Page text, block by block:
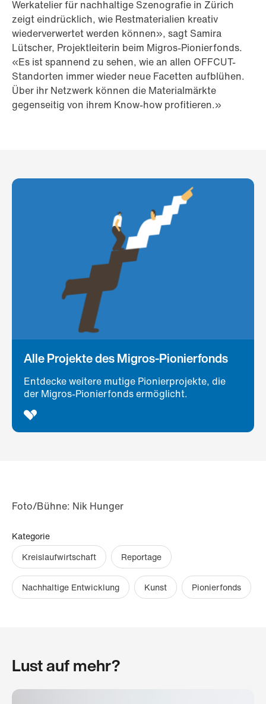
Werkatelier für nachhaltige Szenografie in Zürich
zeigt eindrücklich, wie Restmaterialien kreativ
wiederverwertet werden können», sagt Samira
Lütscher, Projektleiterin beim Migros-Pionierfonds.
«Es ist spannend zu sehen, wie an allen OFFCUT-
Standorten immer wieder neue Facetten aufblühen.
Über ihr Netzwerk können die Materialmärkte
gegenseitig von ihrem Know-how profitieren.»
Alle Projekte des Migros-Pionierfonds
Entdecke weitere mutige Pionierprojekte, die
der Migros-Pionierfonds ermöglicht.
Foto/Bühne: Nik Hunger
Kategorie
Kreislaufwirtschaft
Reportage
Nachhaltige Entwicklung Kunst Pionierfonds
Lust auf mehr?